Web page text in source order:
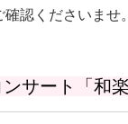
認くださいませ。
サート「和